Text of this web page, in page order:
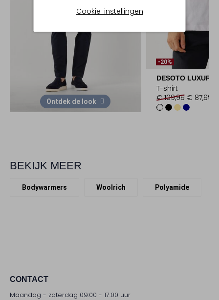
Cookie-instellingen
Ontdek de look
-20%
DESOTO LUXURY
T-shirt
€ 109,99 € 87,99
BEKIJK MEER
Bodywarmers Woolrich Polyamide
CONTACT
Maandag - zaterdag 09:00 - 17:00 uur